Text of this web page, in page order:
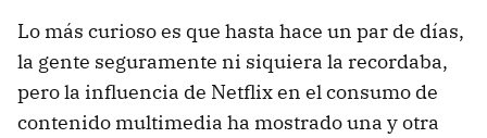
Lo más curioso es que hasta hace un par de días,
la gente seguramente ni siquiera la recordaba,
pero la influencia de Netflix en el consumo de
contenido multimedia ha mostrado una y otra